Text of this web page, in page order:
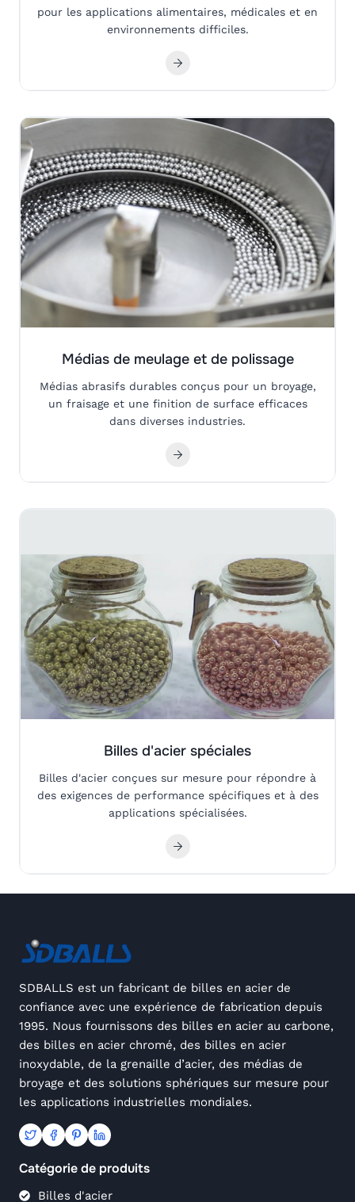
pour les applications alimentaires, médicales et en
environnements difficiles.
Médias de meulage et de polissage
Médias abrasifs durables conçus pour un broyage,
un fraisage et une finition de surface efficaces
dans diverses industries.
Billes d'acier spéciales
Billes d'acier conçues sur mesure pour répondre à
des exigences de performance spécifiques et à des
applications spécialisées.
SDBALLS est un fabricant de billes en acier de
confiance avec une expérience de fabrication depuis
1995. Nous fournissons des billes en acier au carbone,
des billes en acier chromé, des billes en acier
inoxydable, de la grenaille d’acier, des médias de
broyage et des solutions sphériques sur mesure pour
les applications industrielles mondiales.
Catégorie de produits
Billes d'acier